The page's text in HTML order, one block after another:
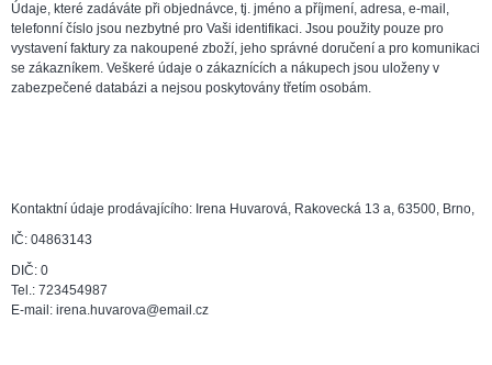
Údaje, které zadáváte při objednávce, tj. jméno a příjmení, adresa, e-mail,
telefonní číslo jsou nezbytné pro Vaši identifikaci. Jsou použity pouze pro
vystavení faktury za nakoupené zboží, jeho správné doručení a pro komunikaci
se zákazníkem. Veškeré údaje o zákaznících a nákupech jsou uloženy v
zabezpečené databázi a nejsou poskytovány třetím osobám.
Kontaktní údaje prodávajícího: Irena Huvarová, Rakovecká 13 a, 63500, Brno,
IČ: 04863143
DIČ: 0
Tel.: 723454987
E-mail: irena.huvarova@email.cz